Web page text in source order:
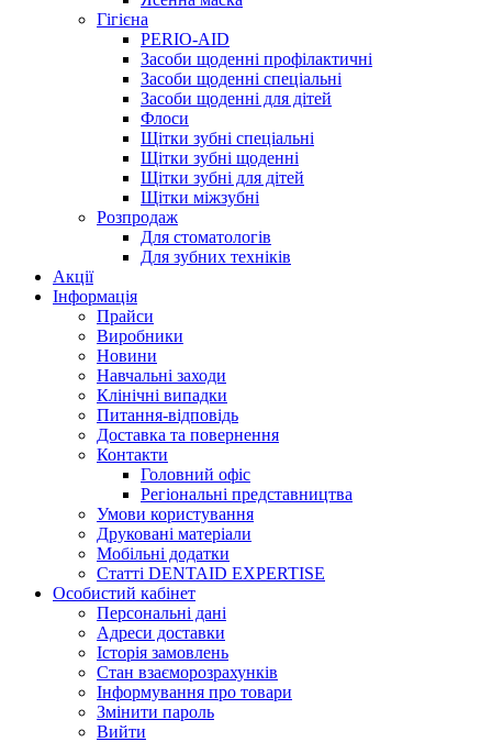
Гігієна
PERIO-AID
Засоби щоденні профілактичні
Засоби щоденні спеціальні
Засоби щоденні для дітей
Флоси
Щітки зубні спеціальні
Щітки зубні щоденні
Щітки зубні для дітей
Щітки міжзубні
Розпродаж
Для стоматологів
Для зубних техніків
Акції
Інформація
Прайси
Виробники
Новини
Навчальні заходи
Клінічні випадки
Питання-відповідь
Доставка та повернення
Контакти
Головний офіс
Регіональні представництва
Умови користування
Друковані матеріали
Мобільні додатки
Статті DENTAID EXPERTISE
Особистий кабінет
Персональні дані
Адреси доставки
Історія замовлень
Стан взаєморозрахунків
Інформування про товари
Змінити пароль
Вийти